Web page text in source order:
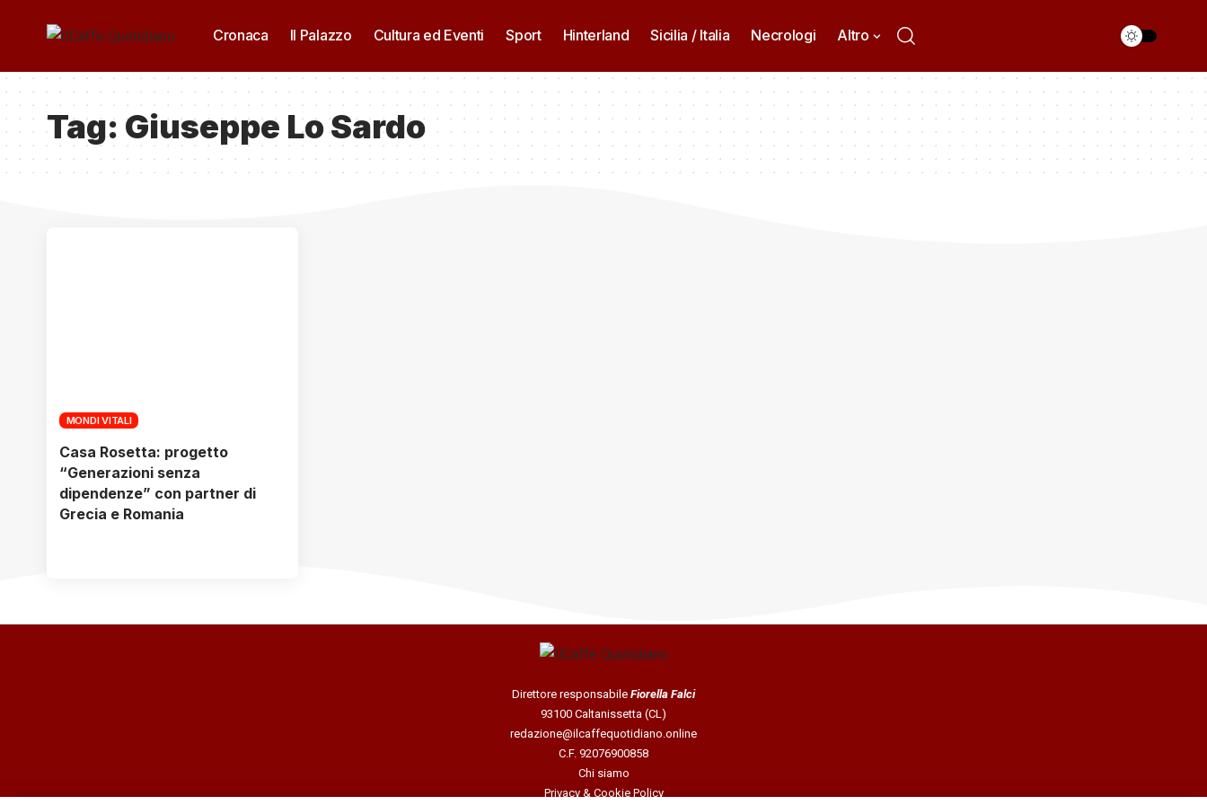
Cronaca Il Palazzo Cultura ed Eventi Sport Hinterland Sicilia / Italia Necrologi Altro
Tag: Giuseppe Lo Sardo
MONDI VITALI
Casa Rosetta: progetto
“Generazioni senza
dipendenze” con partner di
Grecia e Romania
Direttore responsabile Fiorella Falci
93100 Caltanissetta (CL)
redazione@ilcaffequotidiano.online
C.F. 92076900858
Chi siamo
Privacy & Cookie Policy